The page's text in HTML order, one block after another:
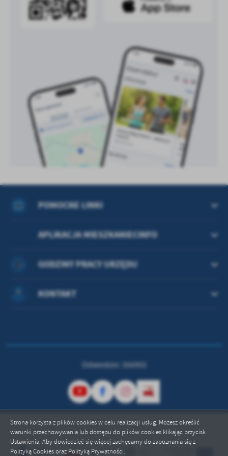
Strona korzysta z plików cookies w celu realizacji usług. Możesz określić
warunki przechowywania lub dostępu do plików cookies klikając przycisk
Ustawienia. Aby dowiedzieć się więcej zachęcamy do zapoznania się z
Polityką Cookies oraz Polityką Prywatności.
treści w postaci wiadomości, ofert, komunikatów mediów
społecznościowych.
POMOCNE LINKI
APLIKACJA MIESZKANIECINFO
GODZINY PRACY URZĘDU
KONTAKT
Odwiedzin: 356955